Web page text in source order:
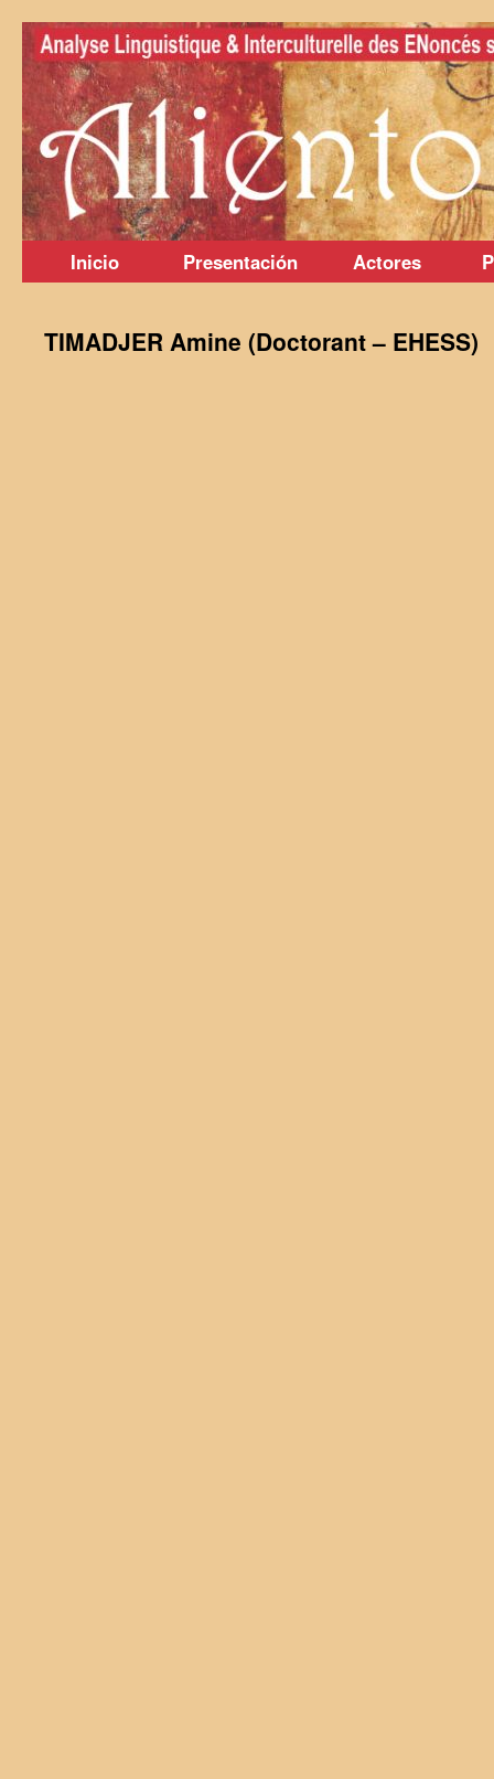
Saltar
contenido
Inicio Presentación Actores
TIMADJER Amine (Doctorant – EHESS)